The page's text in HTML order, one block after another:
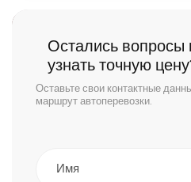
Остались вопросы
узнать точную
Оставьте свои контактные
маршрут автоперевозки.